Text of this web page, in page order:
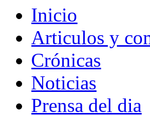
Inicio
Articulos y
Crónicas
Noticias
Prensa del dia